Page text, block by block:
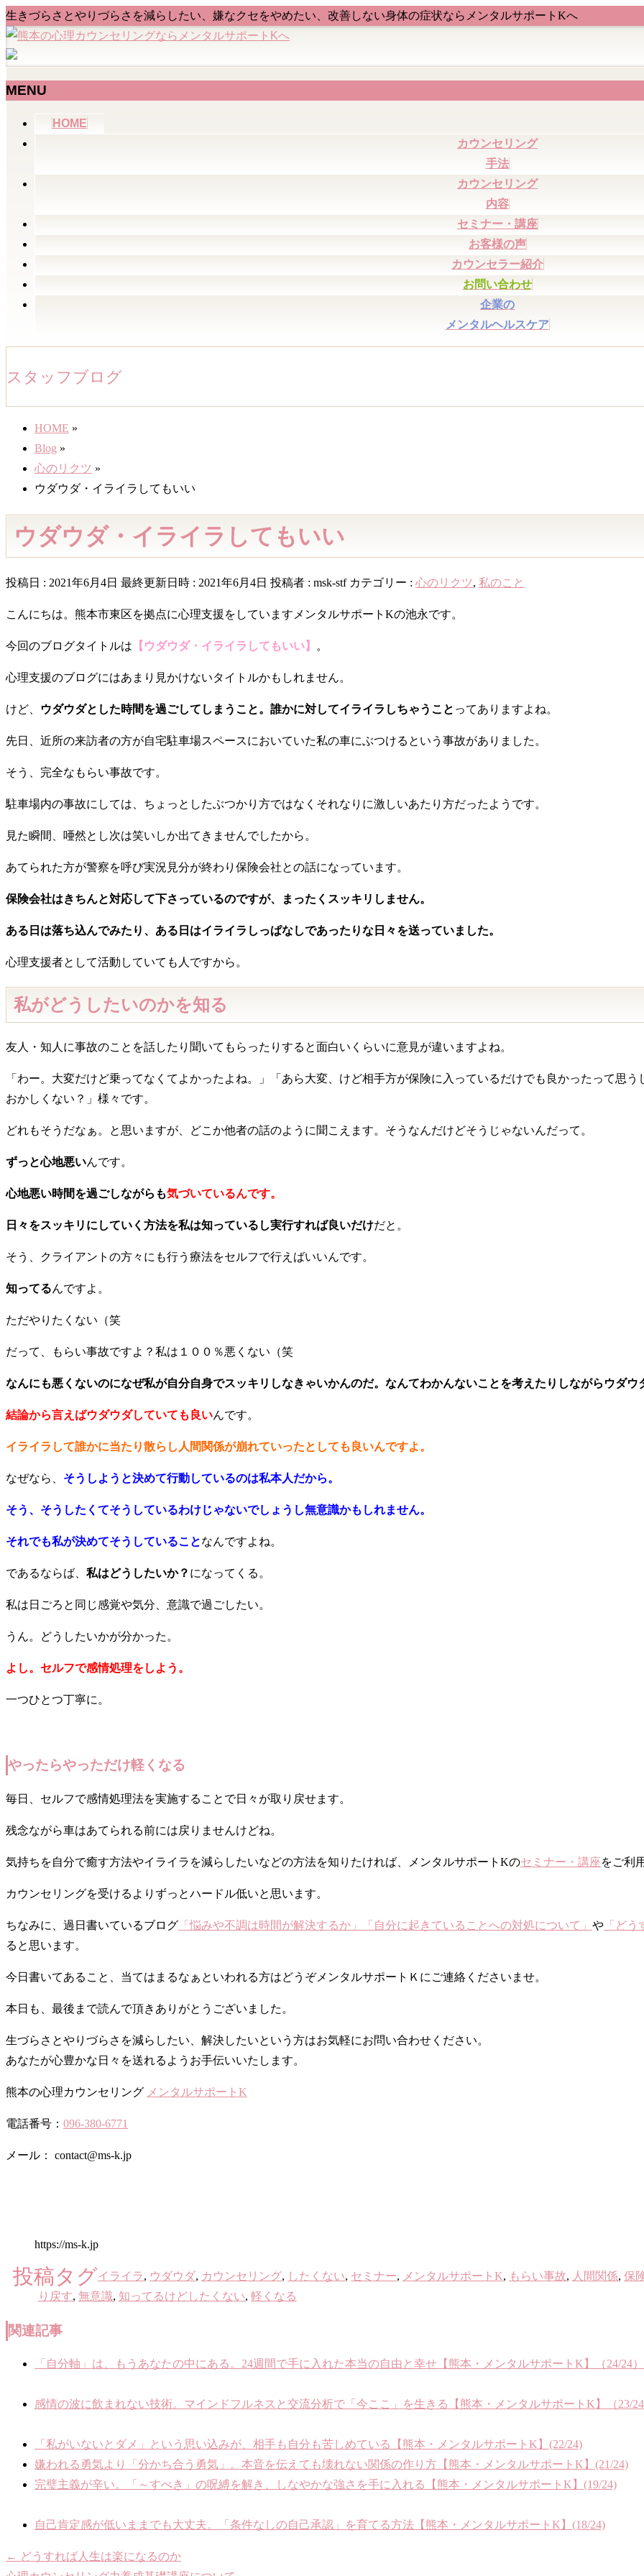
生きづらさとやりづらさを減らしたい、嫌なクセをやめたい、改善しない身体の症状ならメンタルサポートKへ
MENU
HOME
カウンセリング
手法
カウンセリング
内容
セミナー・講座
お客様の声
カウンセラー紹介
お問い合わせ
企業の
メンタルヘルスケア
スタッフブログ
HOME »
Blog »
心のリクツ »
ウダウダ・イライラしてもいい
ウダウダ・イライラしてもいい
投稿日 : 2021年6月4日 最終更新日時 : 2021年6月4日 投稿者 : msk-stf カテゴリー : 心のリクツ, 私のこと
こんにちは。熊本市東区を拠点に心理支援をしていますメンタルサポートKの池永です。
今回のブログタイトルは 【ウダウダ・イライラしてもいい】 。
心理支援のブログにはあまり見かけないタイトルかもしれません。
けど、 ウダウダとした時間を過ごしてしまうこと。誰かに対してイライラしちゃうこと ってありますよね。
先日、近所の来訪者の方が自宅駐車場スペースにおいていた私の車にぶつけるという事故がありました。
そう、完全なもらい事故です。
駐車場内の事故にしては、ちょっとしたぶつかり方ではなくそれなりに激しいあたり方だったようです。
見た瞬間、唖然とし次は笑いしか出てきませんでしたから。
あてられた方が警察を呼び実況見分が終わり保険会社との話になっています。
保険会社はきちんと対応して下さっているのですが、まったくスッキリしません。
ある日は落ち込んでみたり、ある日はイライラしっぱなしであったりな日々を送っていました。
心理支援者として活動していても人ですから。
私がどうしたいのかを知る
友人・知人に事故のことを話したり聞いてもらったりすると面白いくらいに意見が違いますよね。
「わー。大変だけど乗ってなくてよかったよね。」「あら大変、けど相手方が保険に入っているだけでも良かったって思
おかしくない？」様々です。
どれもそうだなぁ。と思いますが、どこか他者の話のように聞こえます。そうなんだけどそうじゃないんだって。
ずっと心地悪いんです。
心地悪い時間を過ごしながらも気づいているんです。
日々をスッキリにしていく方法を私は知っているし実行すれば良いだけだと。
そう、クライアントの方々にも行う療法をセルフで行えばいいんです。
知ってるんですよ。
ただやりたくない（笑
だって、もらい事故ですよ？私は１００％悪くない（笑
なんにも悪くないのになぜ私が自分自身でスッキリしなきゃいかんのだ。なんてわかんないことを考えたりしながらウダウ
結論から言えばウダウダしていても良いんです。
イライラして誰かに当たり散らし人間関係が崩れていったとしても良いんですよ。
なぜなら、 そうしようと決めて行動しているのは私本人だから。
そう、そうしたくてそうしているわけじゃないでしょうし無意識かもしれません。
それでも私が決めてそうしていることなんですよね。
であるならば、 私はどうしたいか？ になってくる。
私は日ごろと同じ感覚や気分、意識で過ごしたい。
うん。どうしたいかが分かった。
よし。セルフで感情処理をしよう。
一つひとつ丁寧に。
やったらやっただけ軽くなる
毎日、セルフで感情処理法を実施することで日々が取り戻せます。
残念ながら車はあてられる前には戻りませんけどね。
気持ちを自分で癒す方法やイライラを減らしたいなどの方法を知りたければ、メンタルサポートKのセミナー・講座をご利
カウンセリングを受けるよりずっとハードル低いと思います。
ちなみに、過日書いているブログ 「悩みや不調は時間が解決するか」 「自分に起きていることへの対処について」 や 「ど
ると思います。
今日書いてあること、当てはまるなぁといわれる方はどうぞメンタルサポートＫにご連絡くださいませ。
本日も、最後まで読んで頂きありがとうございました。
生づらさとやりづらさを減らしたい、解決したいという方はお気軽にお問い合わせください。
あなたが心豊かな日々を送れるようお手伝いいたします。
熊本の心理カウンセリング メンタルサポートK
電話番号： 096-380-6771
メール： contact@ms-k.jp
https://ms-k.jp
投稿タグイライラ, ウダウダ, カウンセリング, したくない, セミナー, メンタルサポートK, もらい事故, 人間関係, 保
り戻す, 無意識, 知ってるけどしたくない, 軽くなる
関連記事
「自分軸」は、もうあなたの中にある。24週間で手に入れた本当の自由と幸せ【熊本・メンタルサポートK】（24/24）
感情の波に飲まれない技術。マインドフルネスと交流分析で「今ここ」を生きる【熊本・メンタルサポートK】（23/24
「私がいないとダメ」という思い込みが、相手も自分も苦しめている【熊本・メンタルサポートK】(22/24)
嫌われる勇気より「分かち合う勇気」。本音を伝えても壊れない関係の作り方【熊本・メンタルサポートK】(21/24)
完璧主義が辛い。「～すべき」の呪縛を解き、しなやかな強さを手に入れる【熊本・メンタルサポートK】(19/24)
自己肯定感が低いままでも大丈夫。「条件なしの自己承認」を育てる方法【熊本・メンタルサポートK】(18/24)
← どうすれば人生は楽になるのか